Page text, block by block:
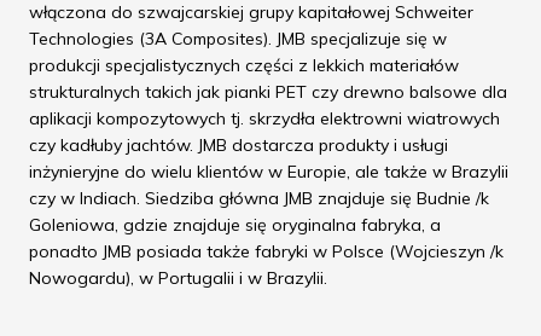
włączona do szwajcarskiej grupy kapitałowej Schweiter
Technologies (3A Composites). JMB specjalizuje się w
produkcji specjalistycznych części z lekkich materiałów
strukturalnych takich jak pianki PET czy drewno balsowe dla
aplikacji kompozytowych tj. skrzydła elektrowni wiatrowych
czy kadłuby jachtów. JMB dostarcza produkty i usługi
inżynieryjne do wielu klientów w Europie, ale także w Brazylii
czy w Indiach. Siedziba główna JMB znajduje się Budnie /k
Goleniowa, gdzie znajduje się oryginalna fabryka, a
ponadto JMB posiada także fabryki w Polsce (Wojcieszyn /k
Nowogardu), w Portugalii i w Brazylii.